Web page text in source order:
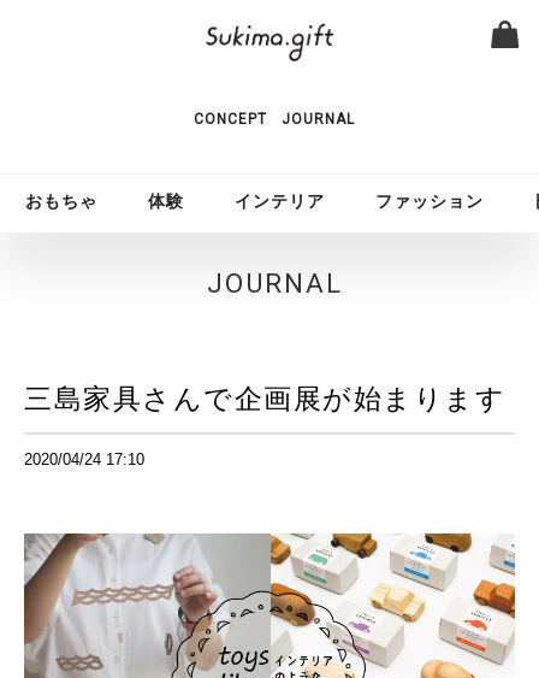
CONCEPT JOURNAL
おもちゃ 体験 インテリア ファッション
JOURNAL
三島家具さんで企画展が始まります
2020/04/24 17:10